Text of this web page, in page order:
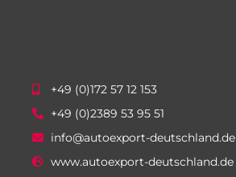
+49 (0)172 57 12 153
+49 (0)2389 53 95 51
info@autoexport-deutschland.de
www.autoexport-deutschland.de